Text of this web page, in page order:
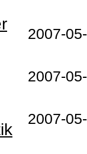
2007-
2007-
2007-